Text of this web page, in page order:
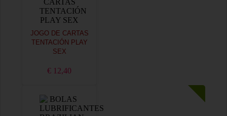
JOGO DE CARTAS
TENTACIÓN PLAY
SEX
€ 12,40